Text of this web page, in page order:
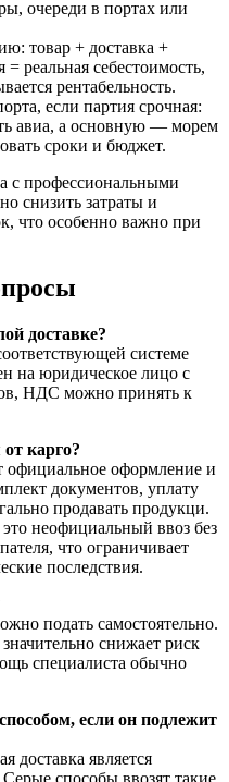
очереди в портах или
товар + доставка +
реальная себестоимость,
рентабельность.
если партия срочная:
авиа, а основную — морем
сроки и бюджет.
с профессиональными
снизить затраты и
что особенно важно при
доставке?
системе
на юридическое лицо с
НДС можно принять к
карго?
официальное оформление и
документов, уплату
продавать продукци.
неофициальный ввоз без
что ограничивает
последствия.
подать самостоятельно.
снижает риск
специалиста обычно
если он подлежит
доставка является
способы ввозят такие